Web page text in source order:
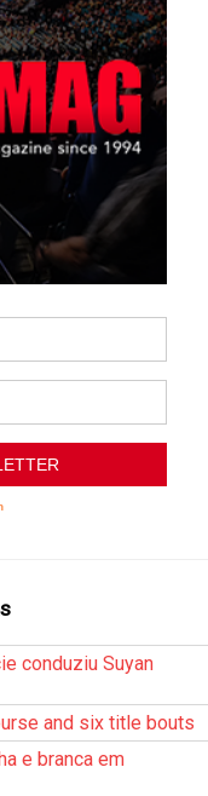
conduziu Suyan
and six title bouts
e branca em